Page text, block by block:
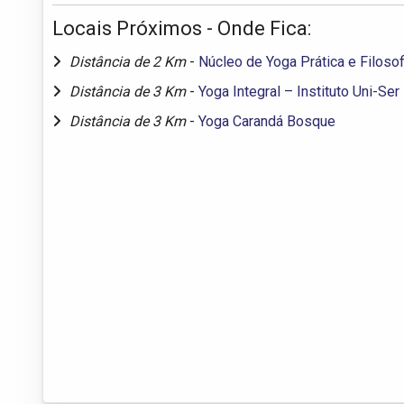
Locais Próximos - Onde Fica:
Distância de 2 Km - Núcleo de Yoga Prática e
Distância de 3 Km - Yoga Integral – Instituto Uni-Ser
Distância de 3 Km - Yoga Carandá Bosque